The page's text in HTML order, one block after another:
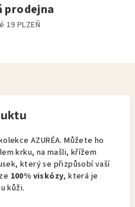
prodejna
19 PLZEŇ
AZURÉA. Můžete ho
krku, na mašli, křížem
který se přizpůsobí vaší
100% viskózy, která je
kůži.